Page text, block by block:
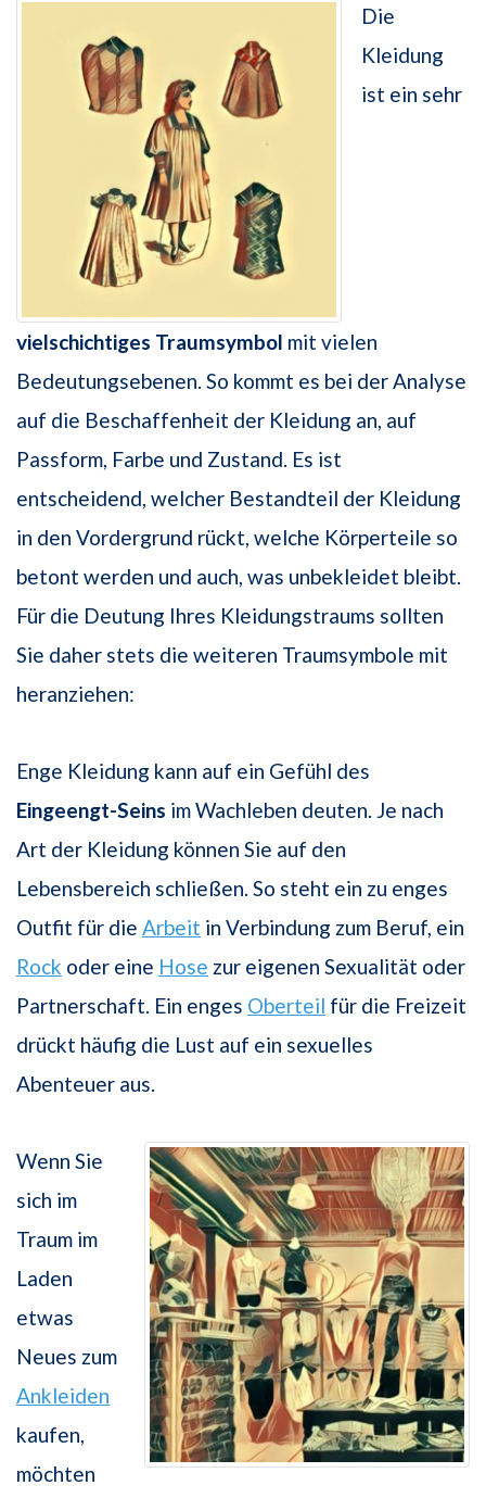
Die
Kleidung
ist ein sehr
vielschichtiges Traumsymbol mit vielen
Bedeutungsebenen. So kommt es bei der Analyse
auf die Beschaffenheit der Kleidung an, auf
Passform, Farbe und Zustand. Es ist
entscheidend, welcher Bestandteil der Kleidung
in den Vordergrund rückt, welche Körperteile so
betont werden und auch, was unbekleidet bleibt.
Für die Deutung Ihres Kleidungstraums sollten
Sie daher stets die weiteren Traumsymbole mit
heranziehen:
Enge Kleidung kann auf ein Gefühl des
Eingeengt-Seins im Wachleben deuten. Je nach
Art der Kleidung können Sie auf den
Lebensbereich schließen. So steht ein zu enges
Outfit für die Arbeit in Verbindung zum Beruf, ein
Rock oder eine Hose zur eigenen Sexualität oder
Partnerschaft. Ein enges Oberteil für die Freizeit
drückt häufig die Lust auf ein sexuelles
Abenteuer aus.
Wenn Sie
sich im
Traum im
Laden
etwas
Neues zum
Ankleiden
kaufen,
möchten